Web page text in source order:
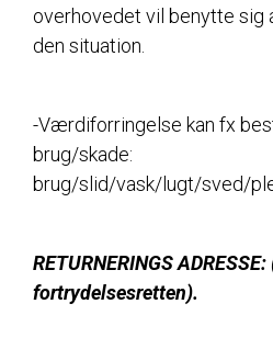
overhovedet vil benytte
den situation.
-Værdiforringelse kan fx
brug/skade:
brug/slid/vask/lugt/sved/
RETURNERINGS
fortrydelsesretten).